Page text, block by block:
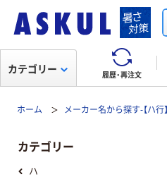
履歴・再注文
カテゴリー
ホーム メーカー名から探す-【ハ行】
カテゴリー
ハ